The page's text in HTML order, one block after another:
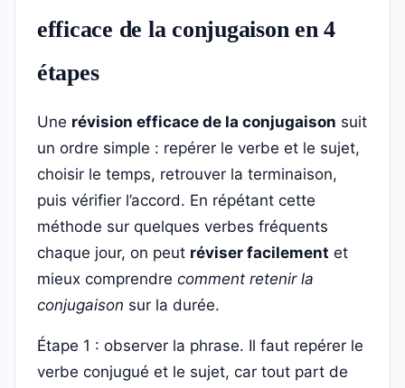
efficace de la conjugaison en 4
étapes
Une révision efficace de la conjugaison suit
un ordre simple : repérer le verbe et le sujet,
choisir le temps, retrouver la terminaison,
puis vérifier l’accord. En répétant cette
méthode sur quelques verbes fréquents
chaque jour, on peut réviser facilement et
mieux comprendre comment retenir la
conjugaison sur la durée.
Étape 1 : observer la phrase. Il faut repérer le
verbe conjugué et le sujet, car tout part de